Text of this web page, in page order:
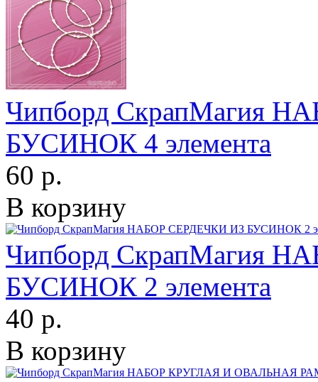
Чипборд СкрапМагия
БУСИНОК 4 элемента
60 р.
В корзину
Чипборд СкрапМагия
БУСИНОК 2 элемента
40 р.
В корзину